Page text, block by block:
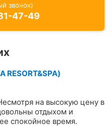
звонок)
47-49
RESORT&SPA)
на высокую цену в
отдыхом и
спокойное время.